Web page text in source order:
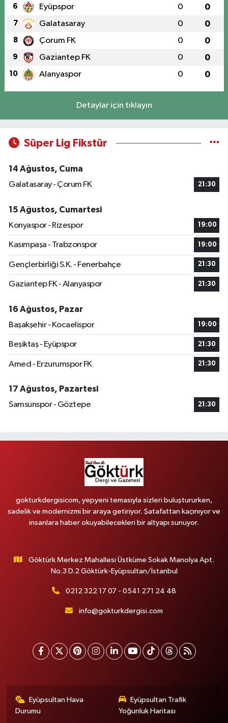
6 Eyüpspor 0 0
7 Galatasaray 0 0
8 Çorum FK 0 0
9 Gaziantep FK 0 0
10 Alanyaspor 0 0
Detaylar için tıklayın
Süper Lig Fikstür
14 Ağustos, Cuma
Galatasaray - Çorum FK
21:30
15 Ağustos, Cumartesi
Konyaspor - Rizespor
19:00
Kasımpaşa - Trabzonspor 19:00
Gençlerbirliği S.K. - Fenerbahçe 21:30
Gaziantep FK - Alanyaspor 21:30
16 Ağustos, Pazar
Başakşehir - Kocaelispor
19:00
Beşiktaş - Eyüpspor 21:30
Amed - Erzurumspor FK 21:30
17 Ağustos, Pazartesi
Samsunspor - Göztepe
21:30
gokturkdergisicom, yepyeni temasıyla sizleri buluştururken,
sadelik ve modernizmi bir araya getiriyor. Şatafattan kaçınıyor ve
insanlara haber okuyabilecekleri bir altyapı sunuyor.
Göktürk Merkez Mahallesi Üstküme Sokak Manolya Apt.
No.3 D.2 Göktürk-Eyüpsultan/İstanbul
0212 322 17 07 - 0541 271 24 48
info@gokturkdergisi.com
Eyüpsultan Hava
Durumu
Eyüpsultan Trafik
Yoğunluk Haritası